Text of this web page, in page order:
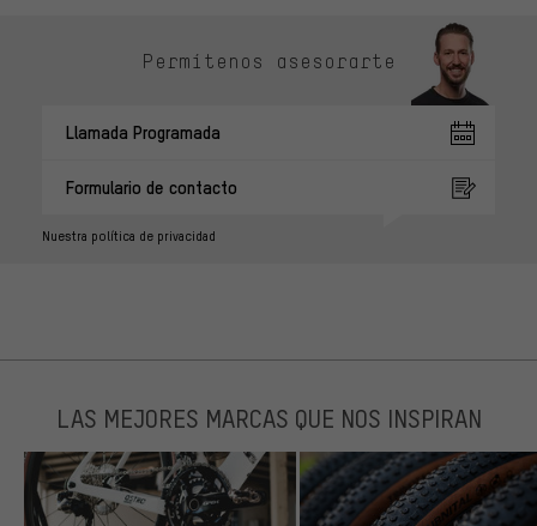
Permítenos asesorarte
Llamada Programada
Formulario de contacto
Nuestra política de privacidad
LAS MEJORES MARCAS QUE NOS INSPIRAN